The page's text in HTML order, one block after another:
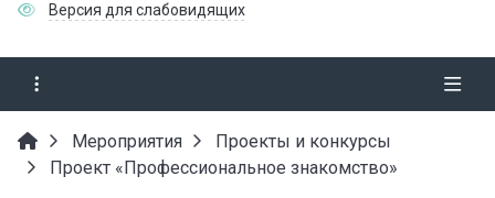
Версия для слабовидящих
Мероприятия
Проекты и конкурсы
Проект «Профессиональное знакомство»